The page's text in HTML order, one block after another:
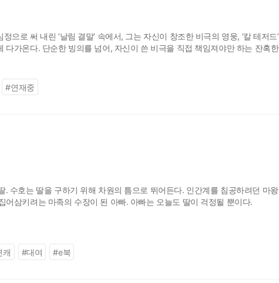
으로 써 내린 ‘날림 결말’ 속에서, 그는 자신이 창조한 비극의 영웅, ‘칼 테저드
가온다. 단순한 빙의를 넘어, 자신이 쓴 비극을 직접 책임져야만 하는 잔혹
야기’가 곧 법칙이 되는 세계! 달식은 이제 검과 마
#연재중
수호는 딸을 구하기 위해 차원의 틈으로 뛰어든다. 인간계를 침공하려던 마
삼키려는 마족의 수장이 된 아빠. 아빠는 오늘도 딸이 걱정될 뿐이다.
캐 #대여 #e북